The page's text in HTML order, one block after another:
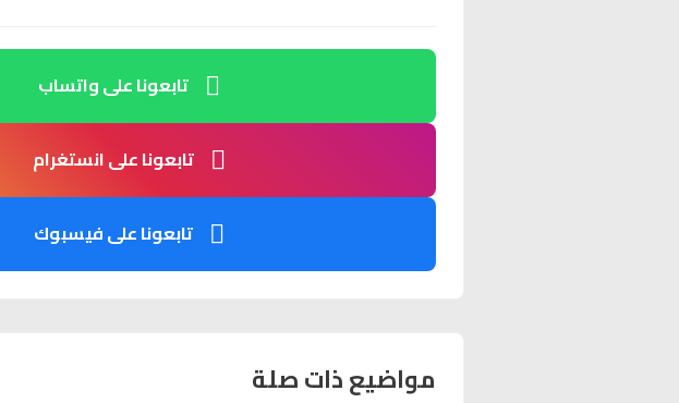
تابعونا على واتساب
تابعونا على انستغرام
تابعونا على فيسبوك
مواضيع ذات صلة